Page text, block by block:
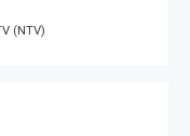
(NTV)